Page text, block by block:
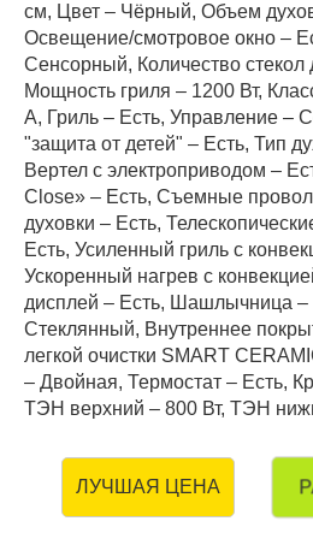
см, Цвет – Чёрный, Объем
Освещение/смотровое окно –
Сенсорный, Количество
Мощность гриля – 1200 Вт,
A, Гриль – Есть, Управление –
"защита от детей" – Есть, Тип
Вертел с электроприводом –
Close» – Есть, Съемные
духовки – Есть,
Есть, Усиленный гриль с
Ускоренный нагрев с
дисплей – Есть, Шашлычница –
Стеклянный, Внутреннее
легкой очистки SMART
– Двойная, Термостат – Есть,
ТЭН верхний – 800 Вт, ТЭН
ЛУЧШАЯ ЦЕНА